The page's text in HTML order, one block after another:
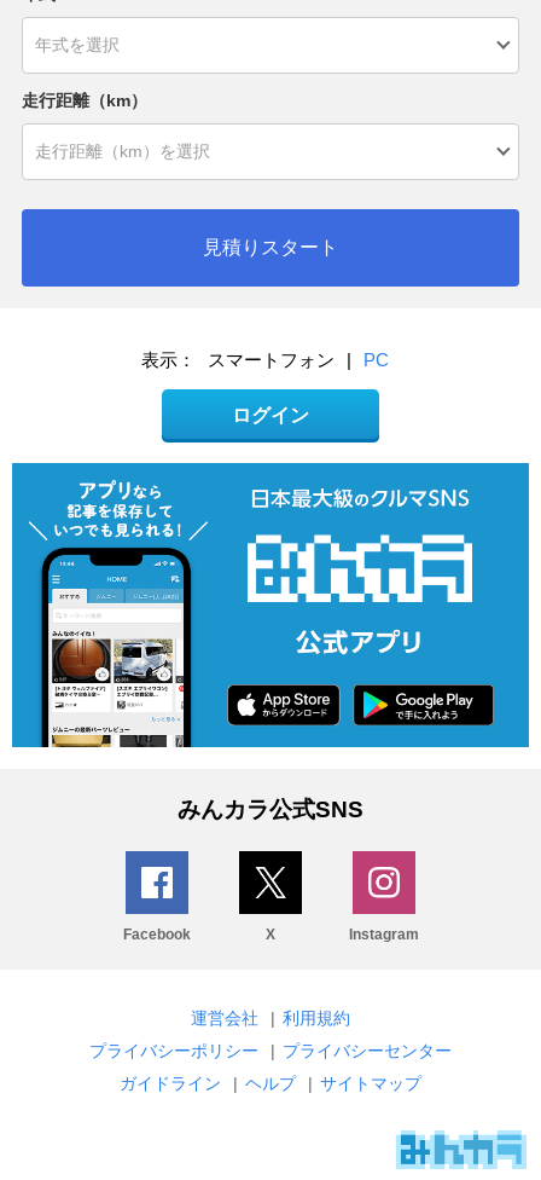
走行距離（km）
見積りスタート
表示： スマートフォン | PC
ログイン
みんカラ公式SNS
Facebook X Instagram
運営会社 | 利用規約
プライバシーポリシー
| プライバシーセンター
ガイドライン
| ヘルプ | サイトマップ